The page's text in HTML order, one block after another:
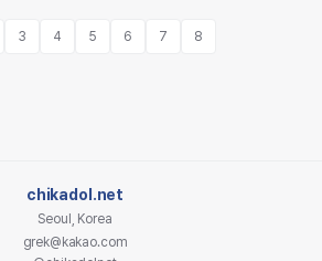
3 4 5 6 7 8
chikadol.net
Seoul, Korea
grek@kakao.com